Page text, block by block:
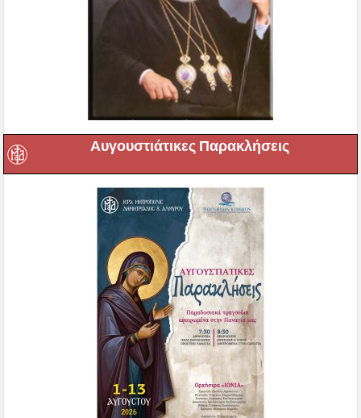
Αυγουστιάτικες Παρακλήσεις